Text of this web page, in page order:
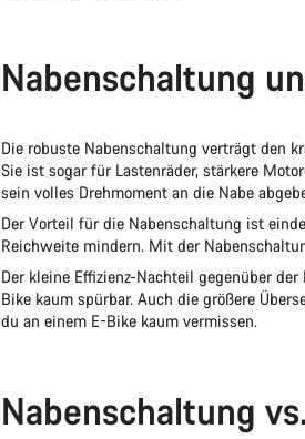
Nabenschaltung
Die robuste Nabenschaltung verträgt den
Sie ist sogar für Lastenräder, stärkere
sein volles Drehmoment an die Nabe
Der Vorteil für die Nabenschaltung ist
Reichweite mindern. Mit der
Der kleine Effizienz-Nachteil gegenüber
Bike kaum spürbar. Auch die größere
du an einem E-Bike kaum vermissen.
Nabenschaltung